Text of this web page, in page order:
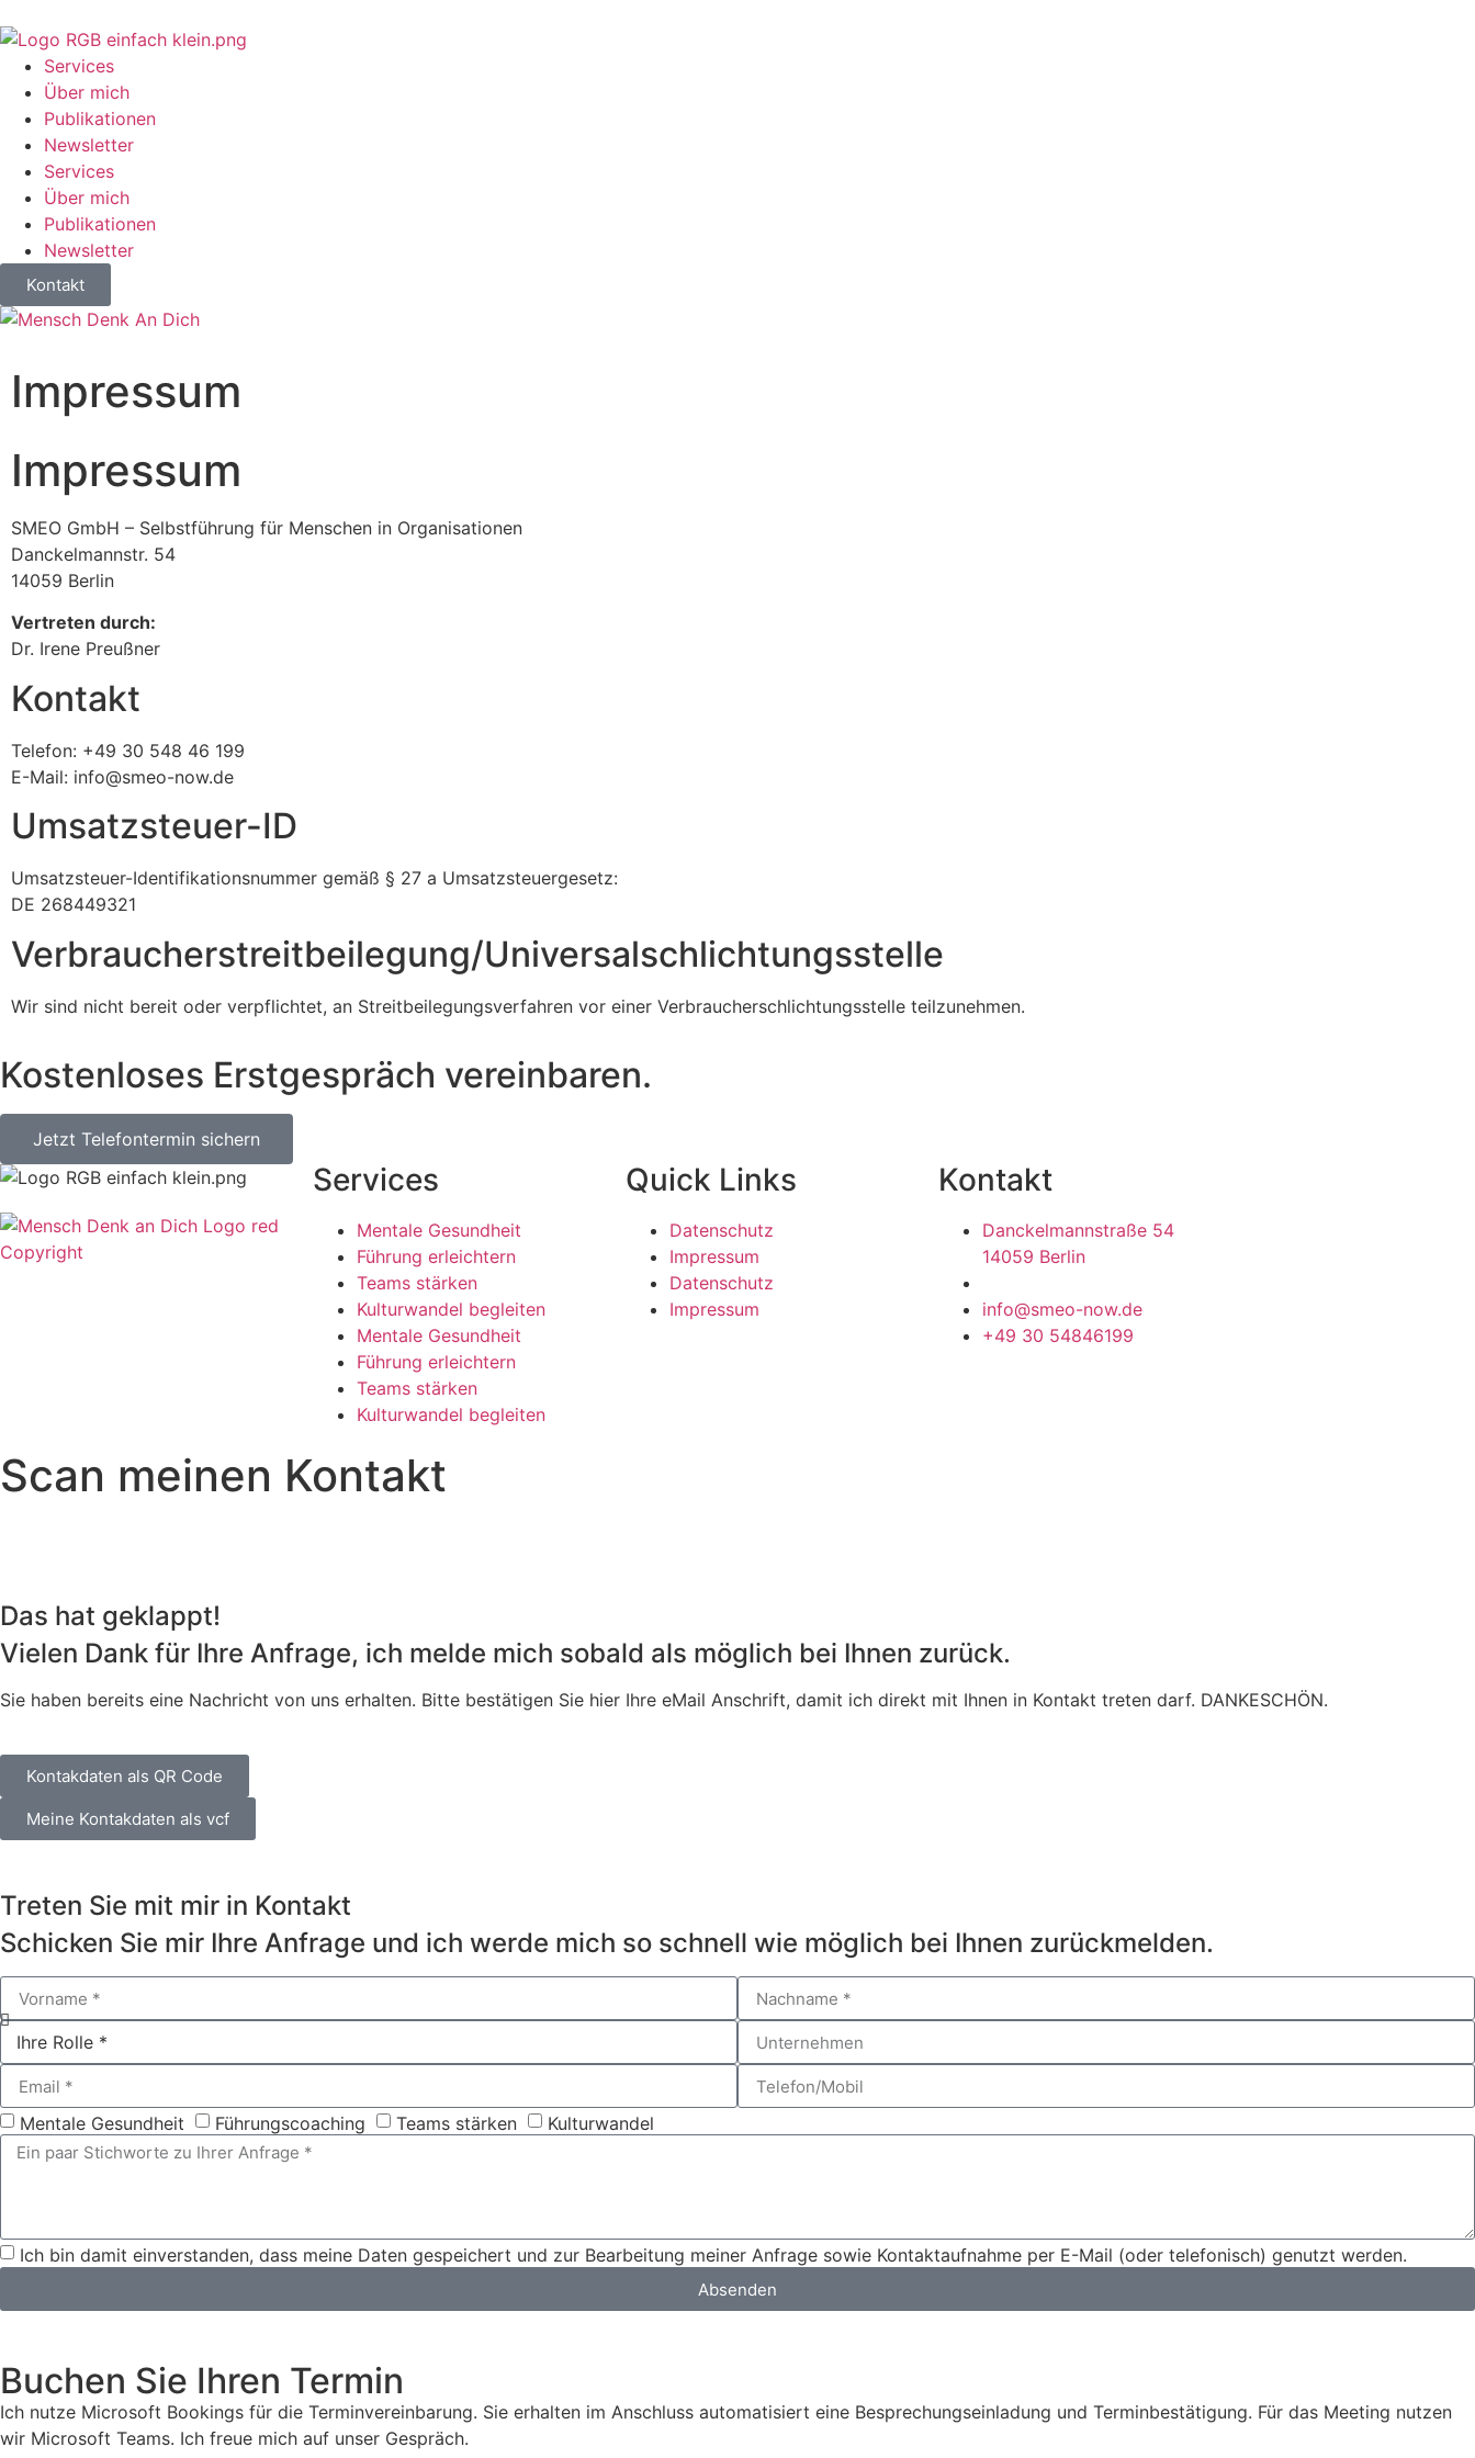
Services
Über mich
Publikationen
Newsletter
Services
Über mich
Publikationen
Newsletter
Kontakt
Impressum
Impressum
SMEO GmbH – Selbstführung für Menschen in Organisationen
Danckelmannstr. 54
14059 Berlin
Vertreten durch:
Dr. Irene Preußner
Kontakt
Telefon: +49 30 548 46 199
E-Mail: info@smeo-now.de
Umsatzsteuer-ID
Umsatzsteuer-Identifikationsnummer gemäß § 27 a Umsatzsteuergesetz:
DE 268449321
Verbraucher­streit­beilegung/Universal­schlichtungs­stelle
Wir sind nicht bereit oder verpflichtet, an Streitbeilegungsverfahren vor einer Verbraucherschlichtungsstelle teilzunehmen.
Kostenloses Erstgespräch vereinbaren.
Jetzt Telefontermin sichern
Services
Mentale Gesundheit
Führung erleichtern
Teams stärken
Kulturwandel begleiten
Mentale Gesundheit
Führung erleichtern
Teams stärken
Kulturwandel begleiten
Quick Links
Datenschutz
Impressum
Datenschutz
Impressum
Kontakt
Danckelmannstraße 54
14059 Berlin
info@smeo-now.de
+49 30 54846199
Scan meinen Kontakt
Das hat geklappt!
Vielen Dank für Ihre Anfrage, ich melde mich sobald als möglich bei Ihnen zurück.
Sie haben bereits eine Nachricht von uns erhalten. Bitte bestätigen Sie hier Ihre eMail Anschrift, damit ich direkt mit Ihnen in Kontakt treten darf. DANKESCHÖN.
Kontakdaten als QR Code
Meine Kontakdaten als vcf
Treten Sie mit mir in Kontakt
Schicken Sie mir Ihre Anfrage und ich werde mich so schnell wie möglich bei Ihnen zurückmelden.
Mentale Gesundheit Führungscoaching Teams stärken Kulturwandel
Ich bin damit einverstanden, dass meine Daten gespeichert und zur Bearbeitung meiner Anfrage sowie Kontaktaufnahme per E-Mail (oder telefonisch) genutzt werden.
Absenden
Buchen Sie Ihren Termin
Ich nutze Microsoft Bookings für die Terminvereinbarung. Sie erhalten im Anschluss automatisiert eine Besprechungseinladung und Terminbestätigung. Für das Meeting nutzen
wir Microsoft Teams. Ich freue mich auf unser Gespräch.